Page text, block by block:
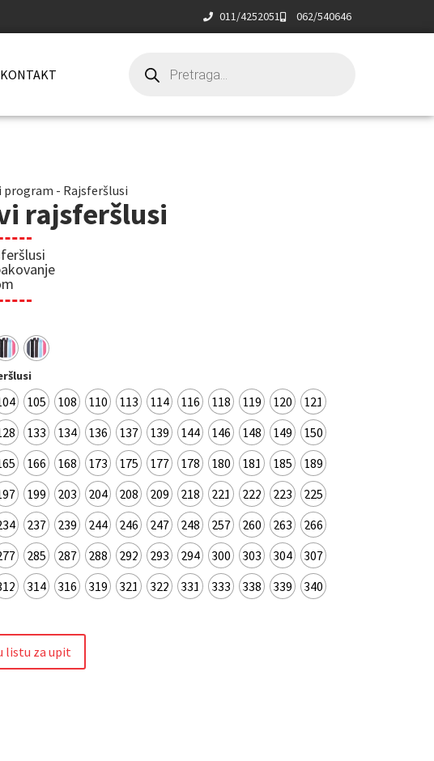
011/4252051 062/540646
KONTAKT
program - Rajsferšlusi
rajsferšlusi
105 108 110 113 114 116 118 119 120
121
133 134 136 137 139 144 146 148 149
150
166 168 173 175 177 178 180 181 185
189
199 203 204 208 209 218 221 222 223
225
237 239 244 246 247 248 257 260 263
266
285 287 288 292 293 294 300 303 304
307
314 316 319 321 322 331 333 338 339 340
listu za upit